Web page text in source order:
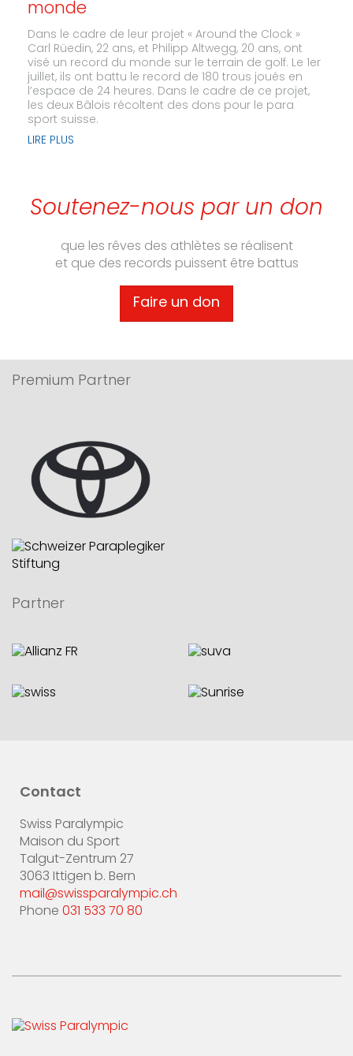
monde
Dans le cadre de leur projet « Around the Clock »
Carl Rüedin, 22 ans, et Philipp Altwegg, 20 ans, ont
visé un record du monde sur le terrain de golf. Le 1er
juillet, ils ont battu le record de 180 trous joués en
l’espace de 24 heures. Dans le cadre de ce projet,
les deux Bâlois récoltent des dons pour le para
sport suisse.
LIRE PLUS
Soutenez-nous par un don
que les rêves des athlètes se réalisent
et que des records puissent être battus
Faire un don
Premium Partner
Partner
Contact
Swiss Paralympic
Maison du Sport
Talgut-Zentrum 27
3063 Ittigen b. Bern
mail@swissparalympic.ch
Phone 031 533 70 80